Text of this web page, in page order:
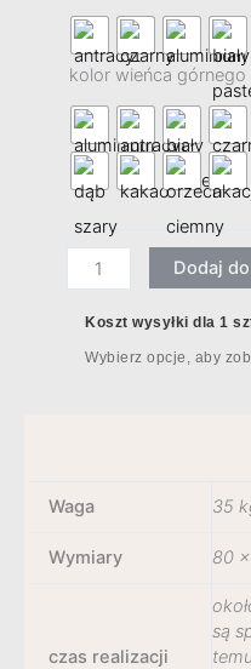
kolor wieńca górnego
ilość
regał
K3504
Dodaj
Koszt wysyłki dla 1
Wybierz opcje, aby
Waga 35
Wymiary 80
czas realizacji
są